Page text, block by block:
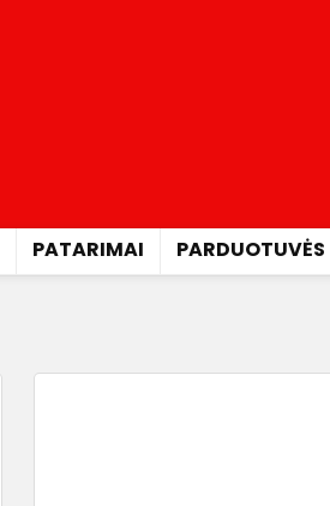
PATARIMAI PARDUOTUVĖS